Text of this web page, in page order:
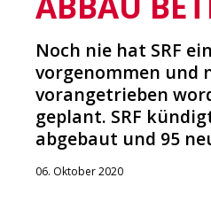
Noch nie hat SRF
vorgenommen und
vorangetrieben
geplant. SRF
abgebaut und 95
06. Oktober 2020